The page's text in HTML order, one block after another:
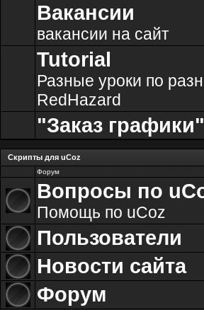
Вакансии
вакансии на сайт
Tutorial
Разные уроки по
RedHazard
"Заказ графики"
Скрипты для uCoz
Форум
Вопросы по
Помощь по uCoz
Пользователи
Новости сайта
Форум